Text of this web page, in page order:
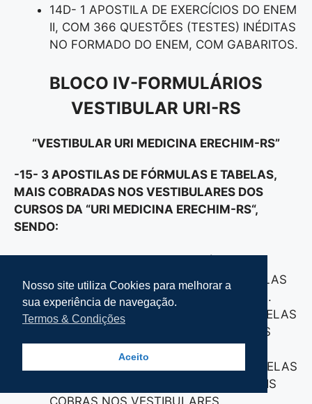
14D- 1 APOSTILA DE EXERCÍCIOS DO ENEM
II, COM 366 QUESTÕES (TESTES) INÉDITAS
NO FORMADO DO ENEM, COM GABARITOS.
BLOCO IV-FORMULÁRIOS
VESTIBULAR URI-RS
“VESTIBULAR URI MEDICINA ERECHIM-RS”
-15- 3 APOSTILAS DE FÓRMULAS E TABELAS,
MAIS COBRADAS NOS VESTIBULARES DOS
CURSOS DA “URI MEDICINA ERECHIM-RS“,
SENDO:
TABELAS DE FÍSICA, COM AS FÓRMULAS
MAIS COBRADAS NOS VESTIBULARES.
15B- 1 APOSTILA FORMULÁRIO E TABELAS
DE MATEMÁTICA, COM AS FÓRMULAS
15C- 1 APOSTILA FORMULÁRIO E TABELAS
DE QUÍMICA, COM AS FÓRMULAS MAIS
COBRAS NOS VESTIBULARES.
Nosso site utiliza Cookies para melhorar a
sua experiência de navegação.
Termos & Condições
Aceito